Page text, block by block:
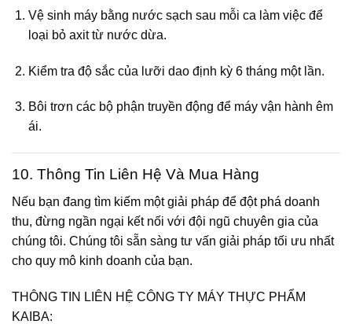
Vệ sinh máy bằng nước sạch sau mỗi ca làm việc để
loại bỏ axit từ nước dừa.
Kiểm tra độ sắc của lưỡi dao định kỳ 6 tháng một lần.
Bôi trơn các bộ phận truyền động để máy vận hành êm
ái.
10. Thông Tin Liên Hệ Và Mua Hàng
Nếu bạn đang tìm kiếm một giải pháp để đột phá doanh
thu, đừng ngần ngại kết nối với đội ngũ chuyên gia của
chúng tôi. Chúng tôi sẵn sàng tư vấn giải pháp tối ưu nhất
cho quy mô kinh doanh của bạn.
THÔNG TIN LIÊN HỆ CÔNG TY MÁY THỰC PHẨM
KAIBA: